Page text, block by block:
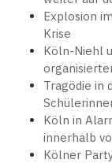
Explosion
Krise
Köln-Niehl
Tragödie in
Köln in
innerhalb
Kölner